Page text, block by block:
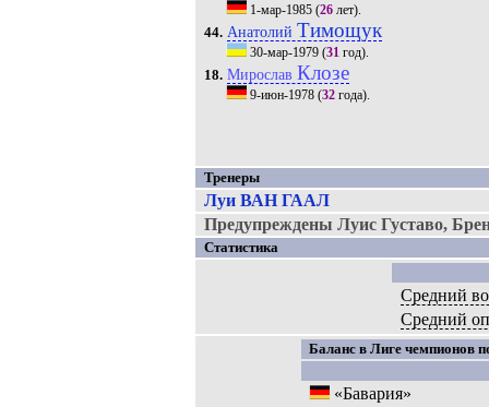
1-мар-1985(26лет).
44. Анатолий Тимощук
30-мар-1979(31год).
18. Мирослав Клозе
9-июн-1978(32года).
Тренеры
Луи ВАН ГААЛ
Предупреждены Луис Густаво,
Статистика
Средний
Средний
Баланс в Лиге чемпионов
«Бавария»